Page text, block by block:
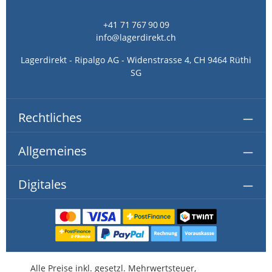
+41 71 767 90 09
info@lagerdirekt.ch
Lagerdirekt - Ripalgo AG - Widenstrasse 4, CH 9464 Rüthi
SG
Rechtliches
Allgemeines
Digitales
Alle Preise inkl. gesetzl. Mehrwertsteuer,